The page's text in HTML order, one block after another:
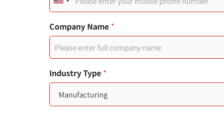
U
n
i
t
e
d
Company Name *
Industry Type *